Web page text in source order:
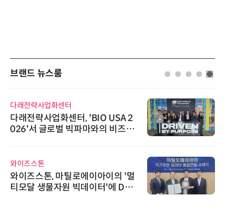
브랜드 뉴스룸
다래전략사업화센터
다래전략사업화센터, 'BIO USA 2
026'서 글로벌 빅파마와의 비즈니
와이즈스톤
와이즈스톤, 마틸로에이아이의 '멀
티모달 생물자원 빅데이터'에 DQ